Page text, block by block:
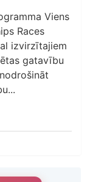
Viens
Races
izvirzītajiem
gatavību